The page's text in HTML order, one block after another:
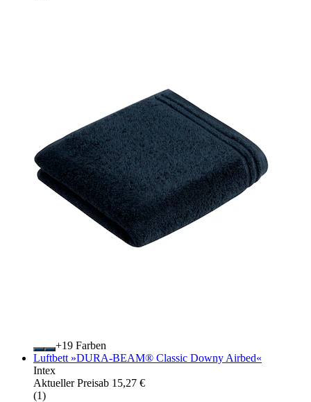
+
Farben
Luftbett »DURA-BEAM® Classic Downy Airbed«
Intex
Aktueller Preisab 15,27 €
(1)